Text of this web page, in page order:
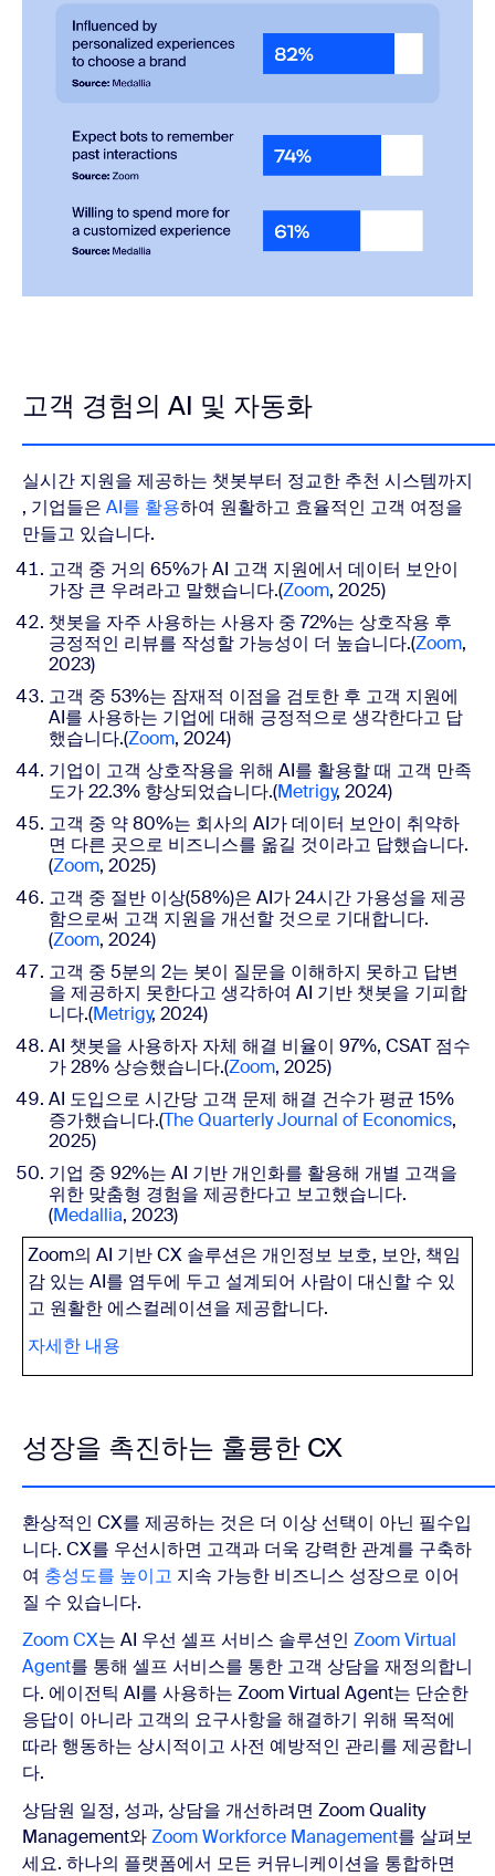
고객 경험의 AI 및 자동화
실시간 지원을 제공하는 챗봇부터 정교한 추천 시스템까지
, 기업들은 AI를 활용하여 원활하고 효율적인 고객 여정을
만들고 있습니다.
고객 중 거의 65%가 AI 고객 지원에서 데이터 보안이
가장 큰 우려라고 말했습니다.(Zoom, 2025)
챗봇을 자주 사용하는 사용자 중 72%는 상호작용 후
긍정적인 리뷰를 작성할 가능성이 더 높습니다.(Zoom,
2023)
고객 중 53%는 잠재적 이점을 검토한 후 고객 지원에
AI를 사용하는 기업에 대해 긍정적으로 생각한다고 답
했습니다.(Zoom, 2024)
기업이 고객 상호작용을 위해 AI를 활용할 때 고객 만족
도가 22.3% 향상되었습니다.(Metrigy, 2024)
고객 중 약 80%는 회사의 AI가 데이터 보안이 취약하
면 다른 곳으로 비즈니스를 옮길 것이라고 답했습니다.
(Zoom, 2025)
고객 중 절반 이상(58%)은 AI가 24시간 가용성을 제공
함으로써 고객 지원을 개선할 것으로 기대합니다.
(Zoom, 2024)
고객 중 5분의 2는 봇이 질문을 이해하지 못하고 답변
을 제공하지 못한다고 생각하여 AI 기반 챗봇을 기피합
니다.(Metrigy, 2024)
AI 챗봇을 사용하자 자체 해결 비율이 97%, CSAT 점수
가 28% 상승했습니다.(Zoom, 2025)
AI 도입으로 시간당 고객 문제 해결 건수가 평균 15%
증가했습니다.(The Quarterly Journal of Economics,
2025)
기업 중 92%는 AI 기반 개인화를 활용해 개별 고객을
위한 맞춤형 경험을 제공한다고 보고했습니다.
(Medallia, 2023)
Zoom의 AI 기반 CX 솔루션은 개인정보 보호, 보안, 책임
감 있는 AI를 염두에 두고 설계되어 사람이 대신할 수 있
고 원활한 에스컬레이션을 제공합니다.
자세한 내용
성장을 촉진하는 훌륭한 CX
환상적인 CX를 제공하는 것은 더 이상 선택이 아닌 필수입
니다. CX를 우선시하면 고객과 더욱 강력한 관계를 구축하
여 충성도를 높이고 지속 가능한 비즈니스 성장으로 이어
질 수 있습니다.
Zoom CX는 AI 우선 셀프 서비스 솔루션인 Zoom Virtual
Agent를 통해 셀프 서비스를 통한 고객 상담을 재정의합니
다. 에이전틱 AI를 사용하는 Zoom Virtual Agent는 단순한
응답이 아니라 고객의 요구사항을 해결하기 위해 목적에
따라 행동하는 상시적이고 사전 예방적인 관리를 제공합니
다.
상담원 일정, 성과, 상담을 개선하려면 Zoom Quality
Management와Zoom Workforce Management를 살펴보
세요. 하나의 플랫폼에서 모든 커뮤니케이션을 통합하면